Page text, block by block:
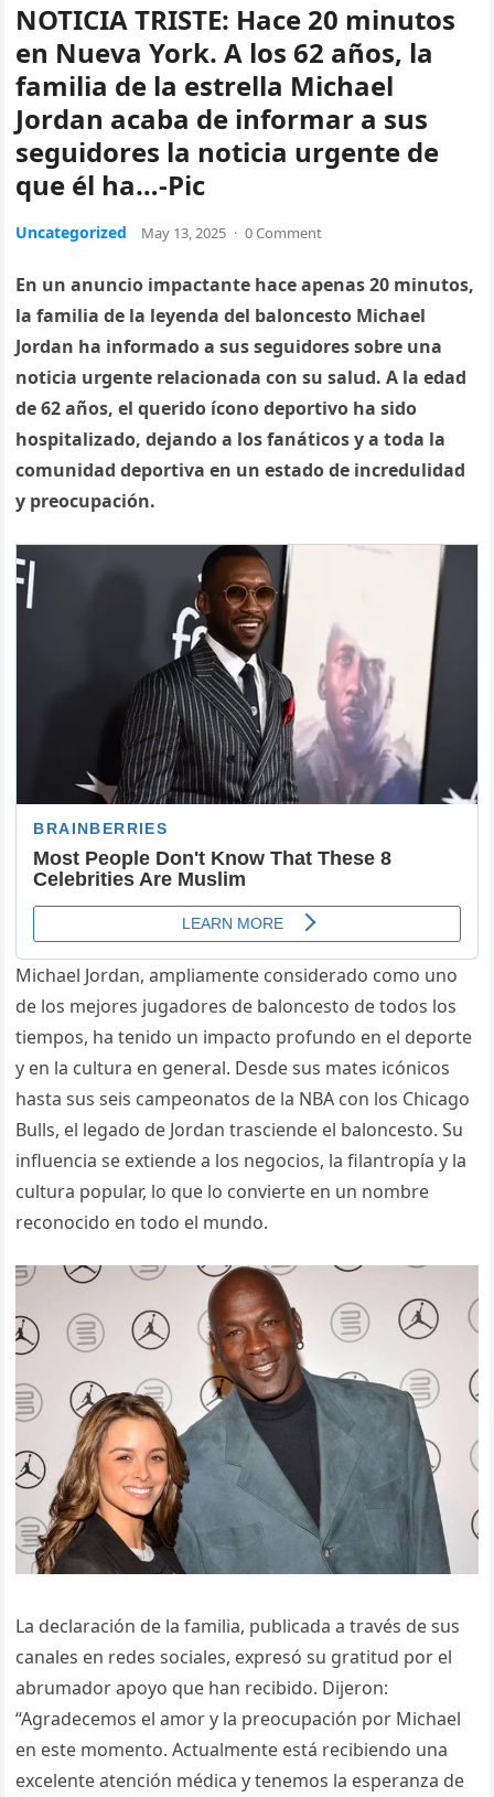
NOTICIA TRISTE: Hace 20 minutos
en Nueva York. A los 62 años, la
familia de la estrella Michael
Jordan acaba de informar a sus
seguidores la noticia urgente de
que él ha…-Pic
Uncategorized May 13, 2025 · 0 Comment
En un anuncio impactante hace apenas 20 minutos,
la familia de la leyenda del baloncesto Michael
Jordan ha informado a sus seguidores sobre una
noticia urgente relacionada con su salud. A la edad
de 62 años, el querido ícono deportivo ha sido
hospitalizado, dejando a los fanáticos y a toda la
comunidad deportiva en un estado de incredulidad
y preocupación.
Michael Jordan, ampliamente considerado como uno
de los mejores jugadores de baloncesto de todos los
tiempos, ha tenido un impacto profundo en el deporte
y en la cultura en general. Desde sus mates icónicos
hasta sus seis campeonatos de la NBA con los Chicago
Bulls, el legado de Jordan trasciende el baloncesto. Su
influencia se extiende a los negocios, la filantropía y la
cultura popular, lo que lo convierte en un nombre
reconocido en todo el mundo.
La declaración de la familia, publicada a través de sus
canales en redes sociales, expresó su gratitud por el
abrumador apoyo que han recibido. Dijeron:
“Agradecemos el amor y la preocupación por Michael
en este momento. Actualmente está recibiendo una
excelente atención médica y tenemos la esperanza de